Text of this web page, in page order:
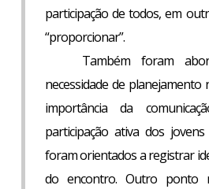
participação de todos, em
“proporcionar”.
Também foram
necessidade de planejamento
importância da
participação ativa dos
foram orientados a registrar
do encontro. Outro ponto